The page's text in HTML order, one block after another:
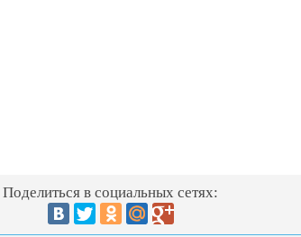
Поделиться в социальных сетях: